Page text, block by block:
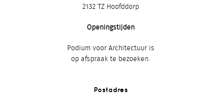
2132 TZ Hoofddorp
Openingstijden
Podium voor Architectuur is
op afspraak te bezoeken.
Postadres